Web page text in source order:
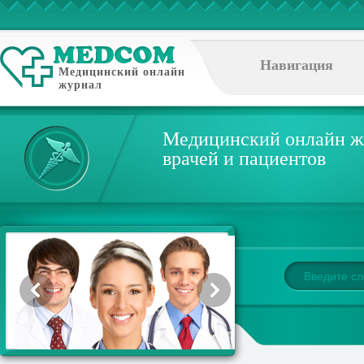
Медицинский онлайн
журнал
Навигация
Медицинский онлайн
врачей и пациентов